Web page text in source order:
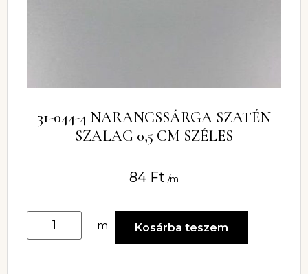
31-044-4 NARANCSSÁRGA SZATÉN
SZALAG 0,5 CM SZÉLES
84 Ft /m
m Kosárba teszem